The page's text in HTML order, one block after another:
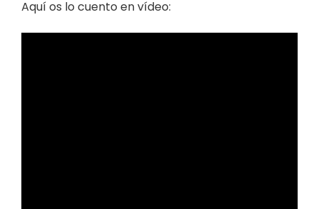
Aquí os lo cuento en vídeo: